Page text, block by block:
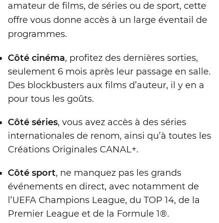
amateur de films, de séries ou de sport, cette
offre vous donne accès à un large éventail de
programmes.
Côté cinéma, profitez des dernières sorties,
seulement 6 mois après leur passage en salle.
Des blockbusters aux films d’auteur, il y en a
pour tous les goûts.
Côté séries, vous avez accès à des séries
internationales de renom, ainsi qu’à toutes les
Créations Originales CANAL+.
Côté sport, ne manquez pas les grands
événements en direct, avec notamment de
l’UEFA Champions League, du TOP 14, de la
Premier League et de la Formule 1®.